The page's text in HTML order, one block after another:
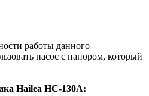
работы данного
насос с напором, который
Hailea HC-130А: